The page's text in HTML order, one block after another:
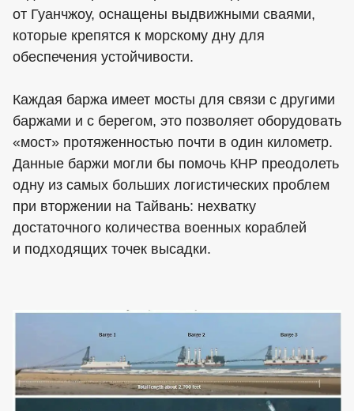
от Гуанчжоу, оснащены выдвижными сваями,
которые крепятся к морскому дну для
обеспечения устойчивости.
Каждая баржа имеет мосты для связи с другими
баржами и с берегом, это позволяет оборудовать
«мост» протяженностью почти в один километр.
Данные баржи могли бы помочь КНР преодолеть
одну из самых больших логистических проблем
при вторжении на Тайвань: нехватку
достаточного количества военных кораблей
и подходящих точек высадки.